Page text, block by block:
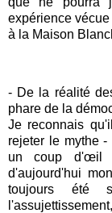
expérience
à la Maison
- De la réalité
phare de la
Je reconnais
rejeter le mythe
un coup d'œil
d'aujourd'hui
toujours été